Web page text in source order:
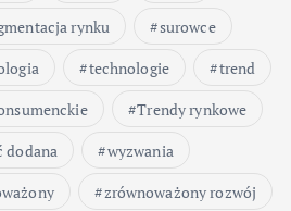
rynku
surowce
technologie
trend
Trendy rynkowe
dodana
wyzwania
zrównoważony rozwój